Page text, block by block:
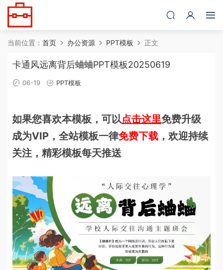
当前位置： 首页 办公资源 PPT模板 正文
卡通风远离背后蛐蛐PPT模板20250619
06-19 PPT模板
如果您喜欢本模板，可以点击这里免费升级
成为VIP，全站模板一律免费下载 ，欢迎持续
关注，精彩模板每天推送